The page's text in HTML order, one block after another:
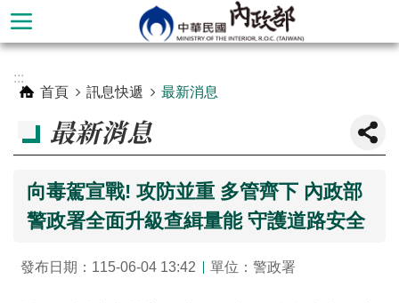
跳到主要內容區塊
階
:::
首頁
訊息快遞 最新消息
最新消息
向毒駕宣戰! 攻防並重 多管齊下 內政部
警政署全面升級查緝量能 守護道路安全
發布日期：115-06-04 13:42 單位：警政署